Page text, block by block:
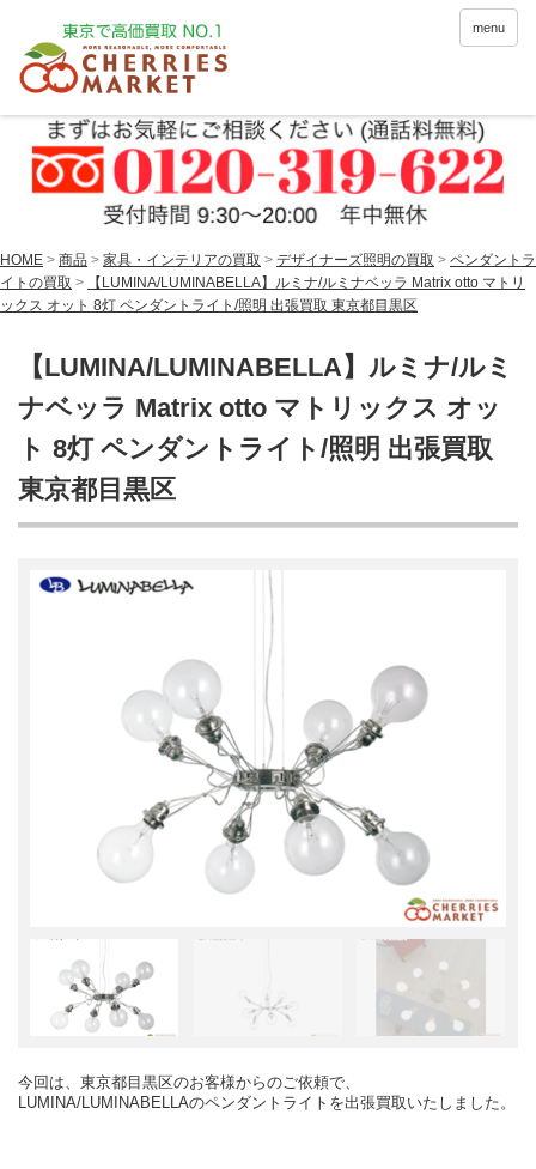
menu
HOME > 商品 > 家具・インテリアの買取 > デザイナーズ照明の買取 > ペンダントラ
イトの買取 >
【LUMINA/LUMINABELLA】ルミナ/ルミナベッラ Matrix otto マトリ
ックス オット 8灯 ペンダントライト/照明 出張買取 東京都目黒区
【LUMINA/LUMINABELLA】ルミナ/ルミ
ナベッラ Matrix otto マトリックス オッ
ト 8灯 ペンダントライト/照明 出張買取
東京都目黒区
今回は、東京都目黒区のお客様からのご依頼で、
LUMINA/LUMINABELLAのペンダントライトを出張買取いたしました。